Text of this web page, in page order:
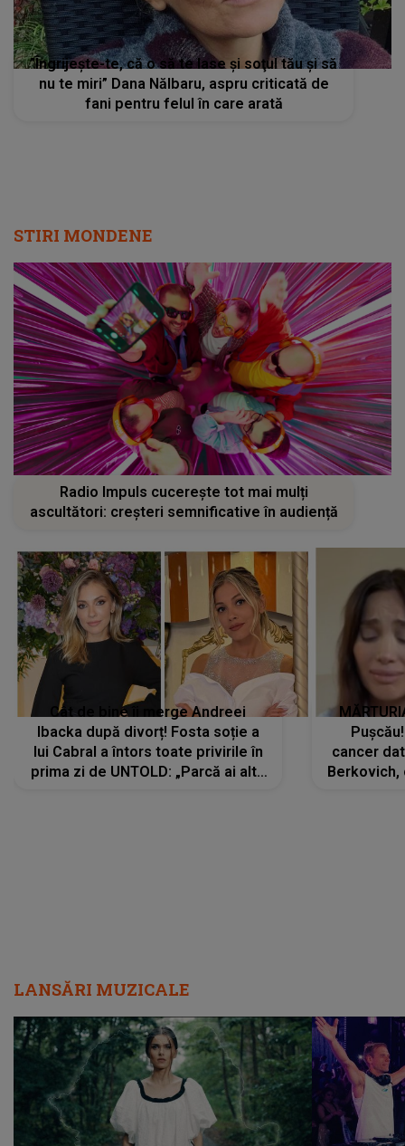
”Îngrijește-te, că o să te lase şi soţul tău şi să
nu te miri” Dana Nălbaru, aspru criticată de
fani pentru felul în care arată
STIRI MONDENE
Radio Impuls cucerește tot mai mulți
ascultători: creșteri semnificative în audiență
Cât de bine îi merge Andreei
Ibacka după divorț! Fosta soție a
lui Cabral a întors toate privirile în
prima zi de UNTOLD: „Parcă ai altă
cancer
Berkovich,
LANSĂRI MUZICALE